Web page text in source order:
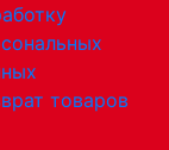
товаров